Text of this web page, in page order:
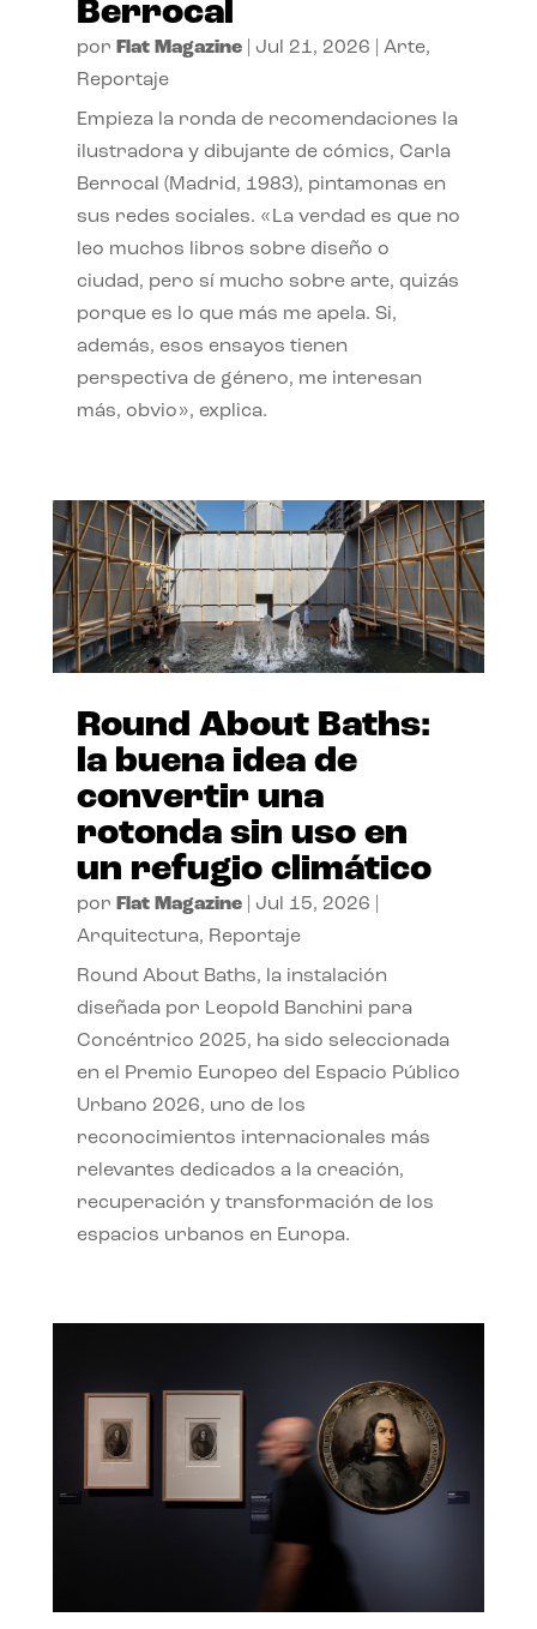
Berrocal
por Flat Magazine| Jul 21, 2026 Arte,
Reportaje
Empieza la ronda de recomendaciones la
ilustradora y dibujante de cómics, Carla
Berrocal (Madrid, 1983), pintamonas en
sus redes sociales. «La verdad es que no
leo muchos libros sobre diseño o
ciudad, pero sí mucho sobre arte, quizás
porque es lo que más me apela. Si,
además, esos ensayos tienen
perspectiva de género, me interesan
más, obvio», explica.
Round About Baths:
la buena idea de
convertir una
rotonda sin uso en
un refugio climático
por Flat Magazine| Jul 15, 2026
Arquitectura, Reportaje
Round About Baths, la instalación
diseñada por Leopold Banchini para
Concéntrico 2025, ha sido seleccionada
en el Premio Europeo del Espacio Público
Urbano 2026, uno de los
reconocimientos internacionales más
relevantes dedicados a la creación,
recuperación y transformación de los
espacios urbanos en Europa.